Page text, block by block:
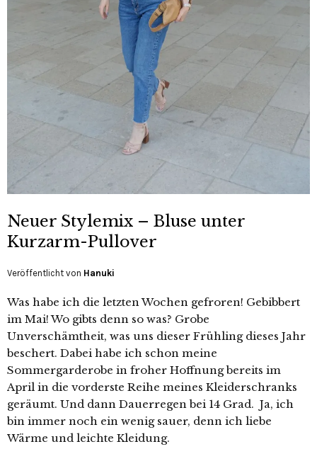
Neuer Stylemix – Bluse unter
Kurzarm-Pullover
Veröffentlicht von Hanuki
Was habe ich die letzten Wochen gefroren! Gebibbert
im Mai! Wo gibts denn so was? Grobe
Unverschämtheit, was uns dieser Frühling dieses Jahr
beschert. Dabei habe ich schon meine
Sommergarderobe in froher Hoffnung bereits im
April in die vorderste Reihe meines Kleiderschranks
geräumt. Und dann Dauerregen bei 14 Grad. Ja, ich
bin immer noch ein wenig sauer, denn ich liebe
Wärme und leichte Kleidung.